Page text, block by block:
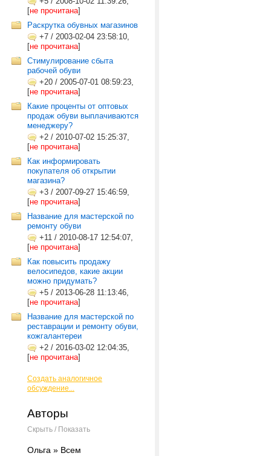
[не прочитана]
Раскрутка обувных магазинов
+7 / 2003-02-04 23:58:10,
[не прочитана]
Стимулирование сбыта
рабочей обуви
+20 / 2005-07-01 08:59:23,
[не прочитана]
Какие проценты от оптовых
продаж обуви выплачиваются
менеджеру?
+2 / 2010-07-02 15:25:37,
[не прочитана]
Как информировать
покупателя об открытии
магазина?
+3 / 2007-09-27 15:46:59,
[не прочитана]
Название для мастерской по
ремонту обуви
+11 / 2010-08-17 12:54:07,
[не прочитана]
Как повысить продажу
велосипедов, какие акции
можно придумать?
+5 / 2013-06-28 11:13:46,
[не прочитана]
Название для мастерской по
реставрации и ремонту обуви,
кожгалантереи
+2 / 2016-03-02 12:04:35,
[не прочитана]
Создать аналогичное
обсуждение...
Авторы
Скрыть / Показать
Ольга » Всем